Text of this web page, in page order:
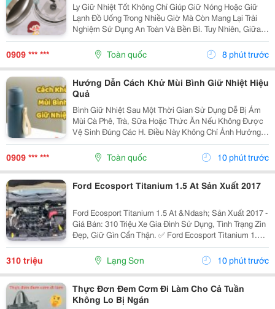
Ly Giữ Nhiệt Tốt Không Chỉ Giúp Giữ Nóng Hoặc Giữ
Lạnh Đồ Uống Trong Nhiều Giờ Mà Còn Mang Lại Trải
Nghiệm Sử Dụng An Toàn Và Bền Bỉ. Tuy Nhiên, Giữa
Hàng Trăm Mẫu Mã Trên Thị Trường, Không Phải Sản
Phẩm Nào Cũng Đáp Ứng Được Chất Lượng Như Mong
0909 *** *** Toàn quốc 8 phút trước
Hướng Dẫn Cách Khử Mùi Bình Giữ Nhiệt Hiệu
Quả
Bình Giữ Nhiệt Sau Một Thời Gian Sử Dụng Dễ Bị Ám
Mùi Cà Phê, Trà, Sữa Hoặc Thức Ăn Nếu Không Được
Vệ Sinh Đúng Các H. Điều Này Không Chỉ Ảnh Hưởng
Đến Hương Vị Đồ Uống Mà Còn Gây Mất Vệ Sinh. Hãy
Cùng Tìm Hiểu Những Cách Khử Mùi Bình Giữ Nhiệt
0909 *** *** Toàn quốc 10 phút trước
Ford Ecosport Titanium 1.5 At Sản Xuất 2017
Ford Ecosport Titanium 1.5 At &Ndash; Sản Xuất 2017 -
Giá Bán: 310 Triệu Xe Gia Đình Sử Dụng, Tình Trạng Zin
Đẹp, Giữ Gìn Cẩn Thận. ✅ Ford Ecosport Titanium 1.5L
&Ndash; Số Tự Động ✅ Sản Xuất Năm 2017 ✅ Xe Zin
Nguyên Bản ✅ Không Đâm Đụng ✅...
310 triệu Lạng Sơn 10 phút trước
Thực Đơn Đem Cơm Đi Làm Cho Cả Tuần
Không Lo Bị Ngán